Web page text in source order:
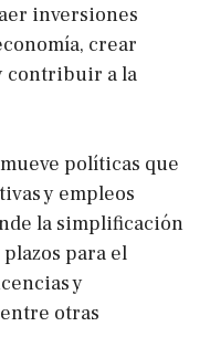
inversiones
crear
contribuir a la
políticas que
y empleos
la simplificación
para el
y
otras